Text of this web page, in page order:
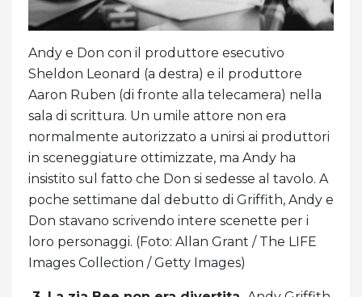
Andy e Don con il produttore esecutivo
Sheldon Leonard (a destra) e il produttore
Aaron Ruben (di fronte alla telecamera) nella
sala di scrittura. Un umile attore non era
normalmente autorizzato a unirsi ai produttori
in sceneggiature ottimizzate, ma Andy ha
insistito sul fatto che Don si sedesse al tavolo. A
poche settimane dal debutto di Griffith, Andy e
Don stavano scrivendo intere scenette per i
loro personaggi. (Foto: Allan Grant / The LIFE
Images Collection / Getty Images)